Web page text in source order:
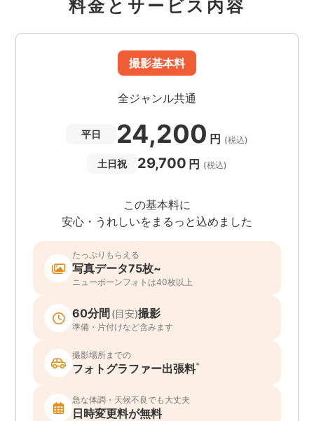
料金とサービス内容
撮影基本料
全ジャンル共通
平日 24,200 円 (税込)
土日祝 29,700 円 (税込)
この基本料に
安心・うれしいをまるっと込めました
たっぷりもらえる
写真データ75枚~
ニューボーンフォトは40枚以上
60分間(目安)撮影
準備・片付けなど含みます
撮影場所までの
フォトグラファー出張料*
急な体調・天候不良でも大丈夫
日時変更料が無料